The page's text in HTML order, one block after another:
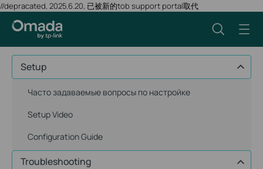
//depracated, 2025.6.20, 已被新的tob support portal取代
Setup
Часто задаваемые вопросы по настройке
Setup Video
Configuration Guide
Troubleshooting